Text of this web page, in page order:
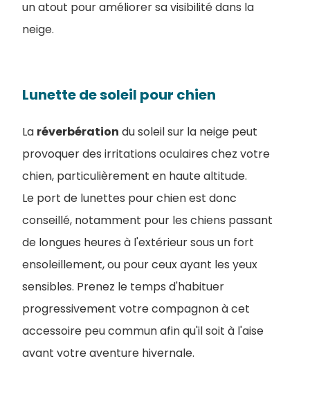
un atout pour améliorer sa visibilité dans la
neige.
Lunette de soleil pour chien
La réverbération du soleil sur la neige peut
provoquer des irritations oculaires chez votre
chien, particulièrement en haute altitude.
Le port de lunettes pour chien est donc
conseillé, notamment pour les chiens passant
de longues heures à l'extérieur sous un fort
ensoleillement, ou pour ceux ayant les yeux
sensibles. Prenez le temps d'habituer
progressivement votre compagnon à cet
accessoire peu commun afin qu'il soit à l'aise
avant votre aventure hivernale.